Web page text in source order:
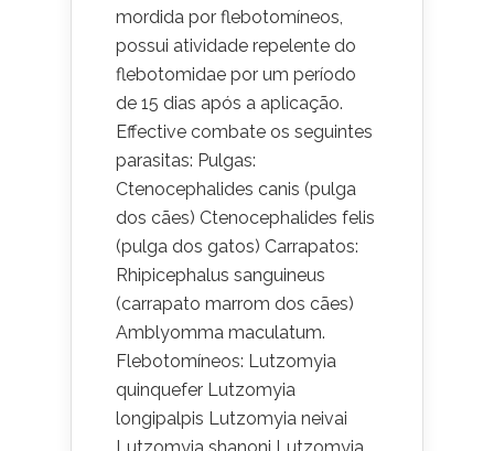
mordida por flebotomíneos,
possui atividade repelente do
flebotomidae por um período
de 15 dias após a aplicação.
Effective combate os seguintes
parasitas: Pulgas:
Ctenocephalides canis (pulga
dos cães) Ctenocephalides felis
(pulga dos gatos) Carrapatos:
Rhipicephalus sanguineus
(carrapato marrom dos cães)
Amblyomma maculatum.
Flebotomíneos: Lutzomyia
quinquefer Lutzomyia
longipalpis Lutzomyia neivai